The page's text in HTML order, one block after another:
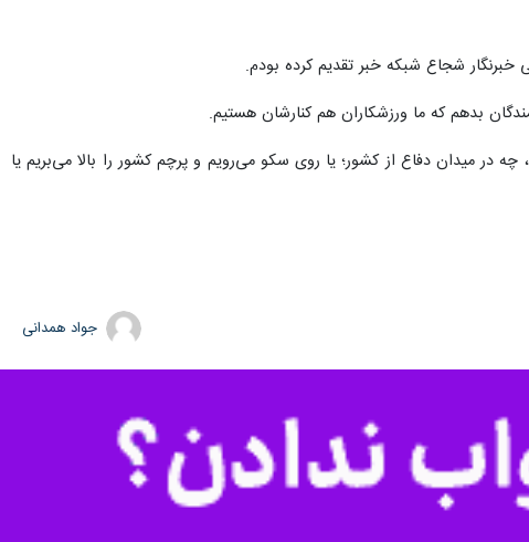
خبرنگار شجاع شبکه خبر تقدیم کرده بودم.
بدهم که ما ورزشکاران هم کنارشان هستیم.
در میدان دفاع از کشور؛ یا روی سکو می‌رویم و پرچم کشور را بالا می‌بریم یا
جواد همدانی